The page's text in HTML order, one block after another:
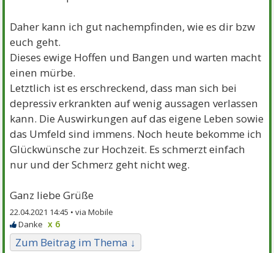
Daher kann ich gut nachempfinden, wie es dir bzw
euch geht.
Dieses ewige Hoffen und Bangen und warten macht
einen mürbe.
Letztlich ist es erschreckend, dass man sich bei
depressiv erkrankten auf wenig aussagen verlassen
kann. Die Auswirkungen auf das eigene Leben sowie
das Umfeld sind immens. Noch heute bekomme ich
Glückwünsche zur Hochzeit. Es schmerzt einfach
nur und der Schmerz geht nicht weg.
Ganz liebe Grüße
22.04.2021 14:45 •
x 6
Zum Beitrag im Thema ↓